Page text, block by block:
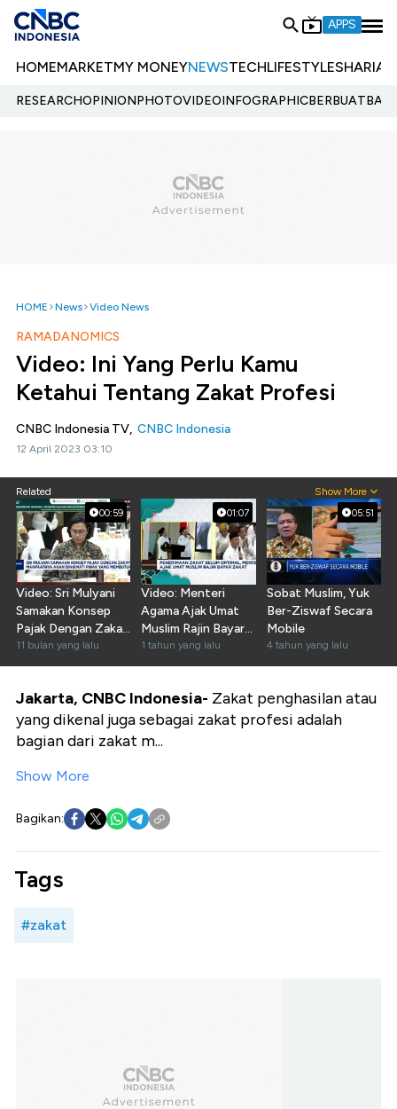
APPS
HOMEMARKETMY MONEYNEWSTECHLIFESTYLESHARIA
RESEARCHOPINIONPHOTOVIDEOINFOGRAPHIC
HOME News Video News
RAMADANOMICS
Video: Ini Yang Perlu Kamu
Ketahui Tentang Zakat Profesi
CNBC Indonesia TV, CNBC Indonesia
12 April 2023 03:10
Related Show More
00:59
Video: Sri Mulyani
Samakan Konsep
Pajak Dengan Zakat
& Wakaf
11 bulan yang lalu
01:07
Video: Menteri
Agama Ajak Umat
Muslim Rajin Bayar
Zakat
1 tahun yang lalu
05:51
Sobat Muslim, Yuk
Ber-Ziswaf Secara
Mobile
4 tahun yang lalu
Jakarta, CNBC Indonesia- Zakat penghasilan atau
yang dikenal juga sebagai zakat profesi adalah
bagian dari zakat m...
Show More
Bagikan:
Tags
#zakat